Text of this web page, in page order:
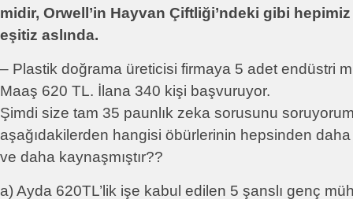
midir, Orwell’in Hayvan Çiftliği’ndeki gibi
eşitiz aslında.
– Plastik doğrama üreticisi firmaya 5 adet endüstri
Maaş 620 TL. İlana 340 kişi başvuruyor.
Şimdi size tam 35 paunlık zeka sorusunu
aşağıdakilerden hangisi öbürlerinin hepsinden daha
ve daha kaynaşmıştır??
a) Ayda 620TL’lik işe kabul edilen 5 şanslı genç